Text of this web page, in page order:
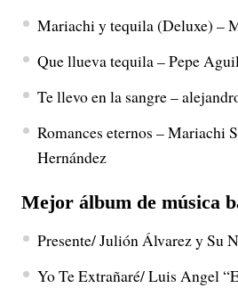
Mariachi y tequila (Deluxe) –
Que llueva tequila – Pepe
Te llevo en la sangre –
Romances eternos – Mariachi
Hernández
Mejor álbum de música
Presente/ Julión Álvarez y Su
Yo Te Extrañaré/ Luis Angel